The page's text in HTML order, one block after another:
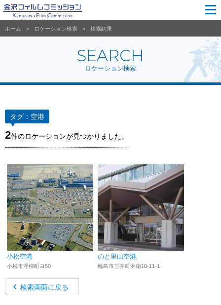
ホーム ロケーション検索 検索結果
SEARCH
ロケーション検索
タグ： 空港
2件のロケーションが見つかりました。
小松空港
小松市浮柳町ヨ50
のと里山空港
輪島市三井町洲衛10-11-1
検索画面に戻る